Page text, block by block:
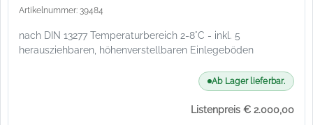
Artikelnummer: 39484
nach DIN 13277 Temperaturbereich 2-8°C - inkl. 5
herausziehbaren, höhenverstellbaren Einlegeböden
Ab Lager lieferbar.
Listenpreis € 2.000,00